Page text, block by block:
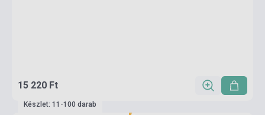
15 220 Ft
Készlet: 11-100 darab